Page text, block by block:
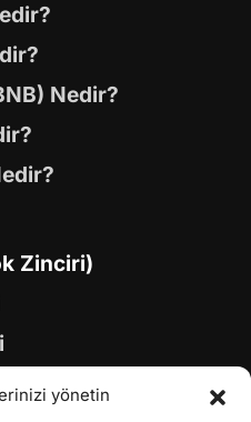
yönetin
Nedir?
Zinciri)
Coinleri